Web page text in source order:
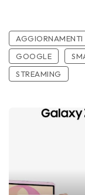
AGGIORNAMENTI
GOOGLE
STREAMING